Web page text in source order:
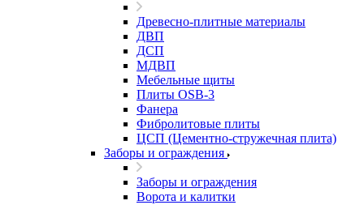
Древесно-плитные материалы
ДВП
ДСП
МДВП
Мебельные щиты
Плиты OSB-3
Фанера
Фибролитовые плиты
ЦСП (Цементно-стружечная плита)
Заборы и ограждения
Заборы и ограждения
Ворота и калитки